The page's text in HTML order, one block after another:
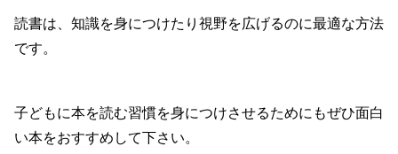
読書は、知識を身につけたり視野を広げるのに最適な方法
です。
子どもに本を読む習慣を身につけさせるためにもぜひ面白
い本をおすすめして下さい。